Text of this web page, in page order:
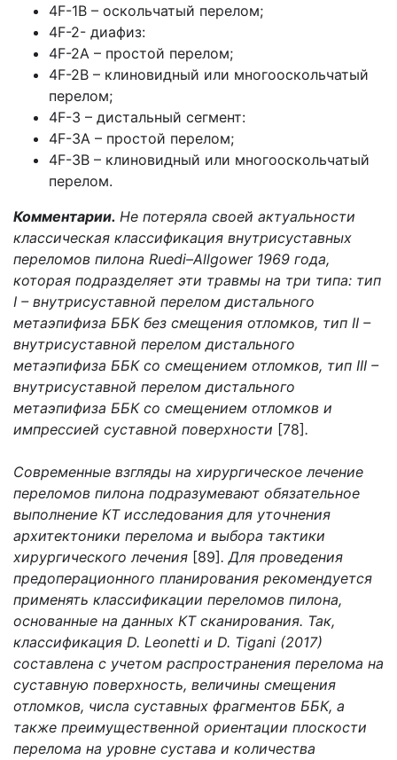
4F-1В – оскольчатый перелом;
4F-2- диафиз:
4F-2А – простой перелом;
4F-2В – клиновидный или многооскольчатый
перелом;
4F-3 – дистальный сегмент:
4F-3А – простой перелом;
4F-3В – клиновидный или многооскольчатый
перелом.
Комментарии. Не потеряла своей актуальности
классическая классификация внутрисуставных
переломов пилона Ruedi–Allgower 1969 года,
которая подразделяет эти травмы на три типа: тип
I – внутрисуставной перелом дистального
метаэпифиза ББК без смещения отломков, тип II –
внутрисуставной перелом дистального
метаэпифиза ББК со смещением отломков, тип III –
внутрисуставной перелом дистального
метаэпифиза ББК со смещением отломков и
импрессией суставной поверхности [78].
Современные взгляды на хирургическое лечение
переломов пилона подразумевают обязательное
выполнение КТ исследования для уточнения
архитектоники перелома и выбора тактики
хирургического лечения [89]. Для проведения
предоперационного планирования рекомендуется
применять классификации переломов пилона,
основанные на данных КТ сканирования. Так,
классификация D. Leonetti и D. Tigani (2017)
составлена с учетом распространения перелома на
суставную поверхность, величины смещения
отломков, числа суставных фрагментов ББК, а
также преимущественной ориентации плоскости
перелома на уровне сустава и количества